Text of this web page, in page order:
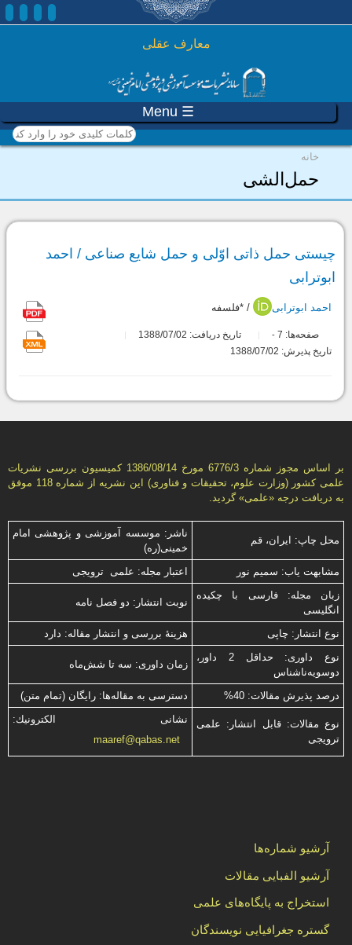
رفتن به محتوای اصلی
معارف عقلی
☰ Menu
کلمات کلیدی خود را وارد
کنید
شما اینجا هستید
خانه
حمل‌الشی
چیستی حمل ذاتی اوّلی و حمل شایع صناعی / احمد
ابوترابی
احمد ابوترابی / *فلسفه
صفحه‌ها: 7
-
تاریخ دریافت: 1388/07/02
تاریخ پذیرش: 1388/07/02
بر اساس مجوز شماره 6776/3 مورخ 1386/08/14 كمیسیون بررسى نشریات
علمى كشور (وزارت علوم، تحقیقات و فناورى) این نشریه از شماره 118 موفق
به دریافت درجه «علمى» گردید.
محل چاپ: ایران، قم
ناشر: موسسه آموزشی و پژوهشی امام
خمینی(ره)
مشابهت ياب: سميم نور
اعتبار مجله: علمی ترویجی
زبان مجله: فارسی با چكیده
انگلیسی
نوبت انتشار: دو فصل نامه
نوع انتشار: چاپی
هزینۀ بررسی و انتشار مقاله: دارد
نوع داوری: حداقل 2 داور،
دوسویه‌ناشناس
زمان داوری: سه تا شش‌ماه
درصد پذیرش مقالات: 40% دسترسی به مقاله‌ها: رایگان (تمام متن)
نوع مقالات: قابل انتشار: علمی
ترویجی
نشانی الكترونیك:
maaref@qabas.net
آرشیو شماره‌ها
آرشیو الفبایی مقالات
استخراج به پایگاه‌های علمی
گستره جغرافیایی نویسندگان